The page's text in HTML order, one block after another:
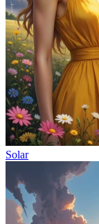
Solar